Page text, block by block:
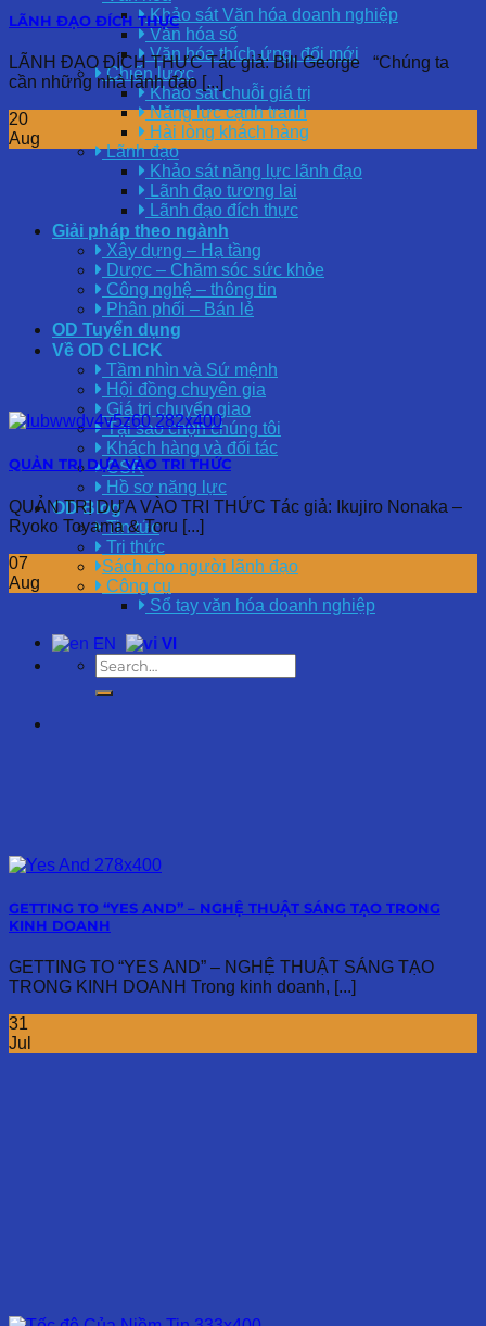
Khảo sát Văn hóa doanh nghiệp
Văn hóa số
Văn hóa thích ứng, đổi mới
Chiến lược
Khảo sát chuỗi giá trị
Năng lực cạnh tranh
Hài lòng khách hàng
Lãnh đạo
Khảo sát năng lực lãnh đạo
Lãnh đạo tương lai
Lãnh đạo đích thực
Giải pháp theo ngành
Xây dựng – Hạ tầng
Dược – Chăm sóc sức khỏe
Công nghệ – thông tin
Phân phối – Bán lẻ
OD Tuyển dụng
Về OD CLICK
Tầm nhìn và Sứ mệnh
Hội đồng chuyên gia
Giá trị chuyển giao
Tại sao chọn chúng tôi
Khách hàng và đối tác
CSR
Hồ sơ năng lực
OD Blog
Tin tức
Tri thức
Sách cho người lãnh đạo
Công cụ
Sổ tay văn hóa doanh nghiệp
EN VI
LÃNH ĐẠO ĐÍCH THỰC
LÃNH ĐẠO ĐÍCH THỰC Tác giả: Bill George “Chúng ta
cần những nhà lãnh đạo [...]
20
Aug
QUẢN TRỊ DỰA VÀO TRI THỨC
QUẢN TRỊ DỰA VÀO TRI THỨC Tác giả: Ikujiro Nonaka –
Ryoko Toyama & Toru [...]
07
Aug
GETTING TO “YES AND” – NGHỆ THUẬT SÁNG TẠO TRONG
KINH DOANH
GETTING TO “YES AND” – NGHỆ THUẬT SÁNG TẠO
TRONG KINH DOANH Trong kinh doanh, [...]
31
Jul